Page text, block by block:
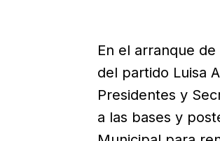
En el arranque
del partido Luisa
Presidentes y
a las bases y